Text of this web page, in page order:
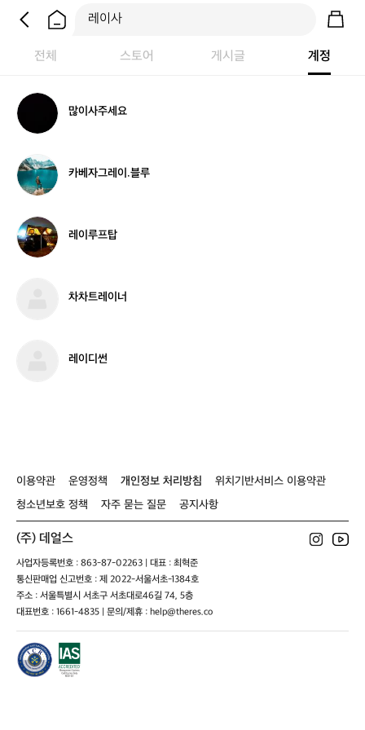
전체 스토어 게시글 계정
많
이
사
세
요
많이사주세요
카
베
자
레
이.
블
카베자그레이.블루
레
이
루
레이루프탑
차차트레이너
레이디썬
이용약관 운영정책 개인정보 처리방침
위치기반서비스 이용약관
청소년보호 정책
자주 묻는 질문 공지사항
(주) 데얼스
사업자등록번호 : 863-87-02263 | 대표 : 최혁준
통신판매업 신고번호 : 제 2022-서울서초-1384호
주소 : 서울특별시 서초구 서초대로46길 74, 5층
대표번호 : 1661-4835 | 문의/제휴 : help@theres.co